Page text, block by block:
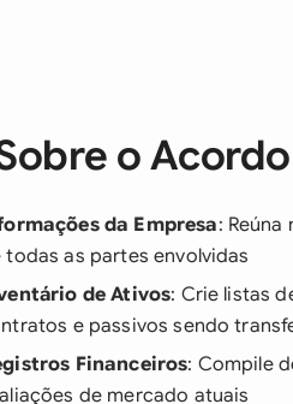
o
da Empresa:
todas as partes envolvidas
de Ativos: Crie listas
e passivos sendo
Financeiros: Compile
de mercado atuais